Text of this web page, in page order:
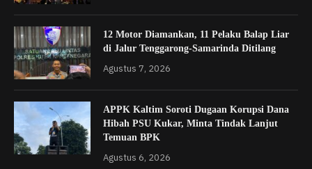
12 Motor Diamankan, 11 Pelaku Balap Liar
di Jalur Tenggarong-Samarinda Ditilang
Agustus 7, 2026
APPK Kaltim Soroti Dugaan Korupsi Dana
Hibah PSU Kukar, Minta Tindak Lanjut
Temuan BPK
Agustus 6, 2026